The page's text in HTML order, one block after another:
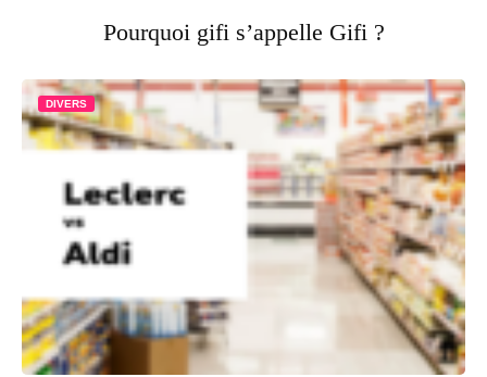
Pourquoi gifi s’appelle Gifi ?
DIVERS